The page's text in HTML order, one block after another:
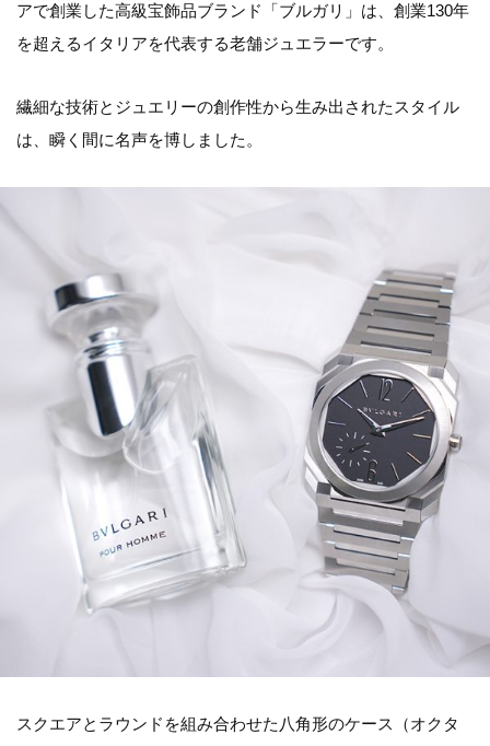
アで創業した高級宝飾品ブランド「ブルガリ」は、創業130年
を超えるイタリアを代表する老舗ジュエラーです。
繊細な技術とジュエリーの創作性から生み出されたスタイル
は、瞬く間に名声を博しました。
スクエアとラウンドを組み合わせた八角形のケース（オクタ